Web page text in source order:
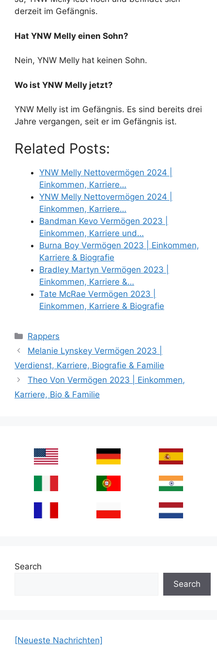
derzeit im Gefängnis.
Hat YNW Melly einen Sohn?
Nein, YNW Melly hat keinen Sohn.
Wo ist YNW Melly jetzt?
YNW Melly ist im Gefängnis. Es sind bereits drei
Jahre vergangen, seit er im Gefängnis ist.
Related Posts:
YNW Melly Nettovermögen 2024 |
Einkommen, Karriere…
YNW Melly Nettovermögen 2024 |
Einkommen, Karriere…
Bandman Kevo Vermögen 2023 |
Einkommen, Karriere und…
Burna Boy Vermögen 2023 | Einkommen,
Karriere & Biografie
Bradley Martyn Vermögen 2023 |
Einkommen, Karriere &…
Tate McRae Vermögen 2023 |
Einkommen, Karriere & Biografie
Categories
Rappers
Melanie Lynskey Vermögen 2023 |
Verdienst, Karriere, Biografie & Familie
Theo Von Vermögen 2023 | Einkommen,
Karriere, Bio & Familie
Search
Search
[Neueste Nachrichten]